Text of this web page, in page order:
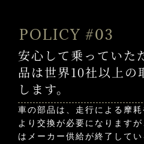
POLICY #03
安心して乗っていた
品は世界10社以上の
します。
車の部品は、走行による摩
より交換が必要になります
はメーカー供給が終了して